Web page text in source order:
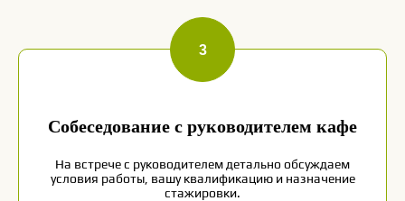
Собеседование с руководителем кафе
На встрече с руководителем детально обсуждаем
условия работы, вашу квалификацию и назначение
стажировки.